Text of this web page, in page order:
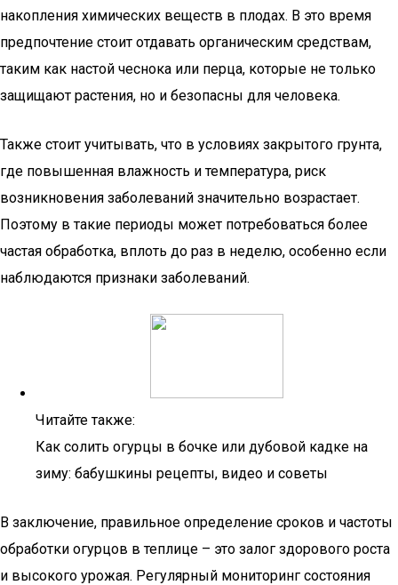
накопления химических веществ в плодах. В это время
предпочтение стоит отдавать органическим средствам,
таким как настой чеснока или перца, которые не только
защищают растения, но и безопасны для человека.
Также стоит учитывать, что в условиях закрытого грунта,
где повышенная влажность и температура, риск
возникновения заболеваний значительно возрастает.
Поэтому в такие периоды может потребоваться более
частая обработка, вплоть до раз в неделю, особенно если
наблюдаются признаки заболеваний.
Читайте также:
Как солить огурцы в бочке или дубовой кадке на
зиму: бабушкины рецепты, видео и советы
В заключение, правильное определение сроков и частоты
обработки огурцов в теплице – это залог здорового роста
и высокого урожая. Регулярный мониторинг состояния